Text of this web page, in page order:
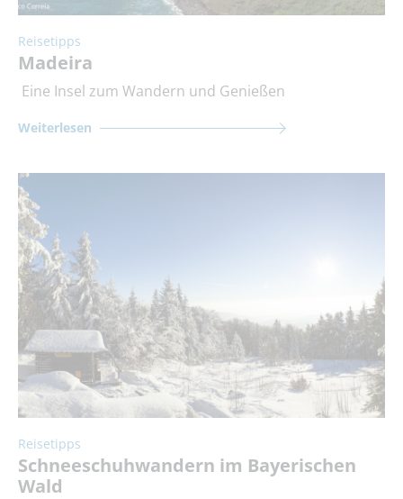
Reisetipps
Madeira
Eine Insel zum Wandern und Genießen
Weiterlesen
Reisetipps
Schneeschuhwandern im Bayerischen
Wald